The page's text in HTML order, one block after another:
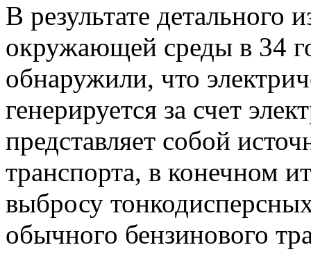
В результате детального
окружающей среды в 34
обнаружили, что
генерируется за счет
представляет собой
транспорта, в конечном
выбросу
обычного бензинового